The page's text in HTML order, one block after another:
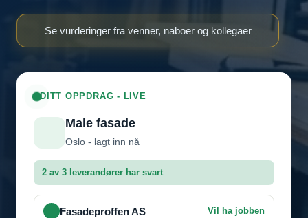
Se vurderinger fra venner, naboer og kollegaer
DITT OPPDRAG - LIVE
Male fasade
Oslo - lagt inn nå
2 av 3 leverandører har svart
Fasadeproffen AS Vil ha jobben